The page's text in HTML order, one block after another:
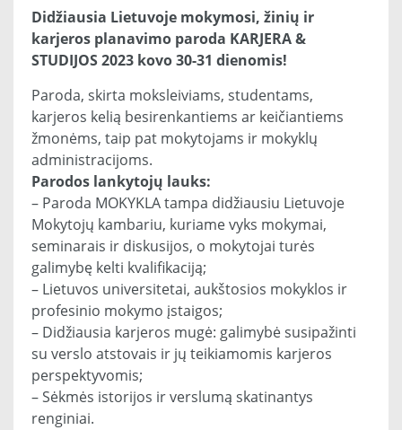
Didžiausia Lietuvoje mokymosi, žinių ir
karjeros planavimo paroda KARJERA &
STUDIJOS 2023 kovo 30-31 dienomis!
Paroda, skirta moksleiviams, studentams,
karjeros kelią besirenkantiems ar keičiantiems
žmonėms, taip pat mokytojams ir mokyklų
administracijoms.
Parodos lankytojų lauks:
– Paroda MOKYKLA tampa didžiausiu Lietuvoje
Mokytojų kambariu, kuriame vyks mokymai,
seminarais ir diskusijos, o mokytojai turės
galimybę kelti kvalifikaciją;
– Lietuvos universitetai, aukštosios mokyklos ir
profesinio mokymo įstaigos;
– Didžiausia karjeros mugė: galimybė susipažinti
su verslo atstovais ir jų teikiamomis karjeros
perspektyvomis;
– Sėkmės istorijos ir verslumą skatinantys
renginiai.